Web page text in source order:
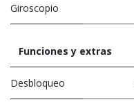
Giroscopio
Funciones y extras
Desbloqueo